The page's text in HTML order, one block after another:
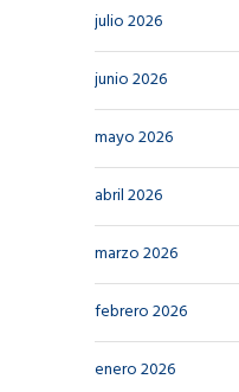
julio 2026
junio 2026
mayo 2026
abril 2026
marzo 2026
febrero 2026
enero 2026